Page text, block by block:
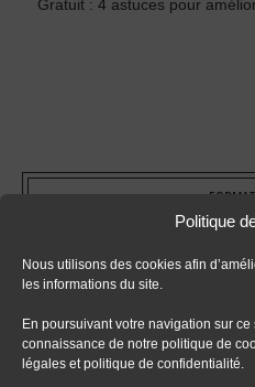
Politique
Nous utilisons des cookies afin
les informations du site.
En poursuivant votre navigation sur
connaissance de notre politique de
légales et politique de confidentialité.
Gratuit : 4 astuces pour
- Tout sur le dessin en
- Apprendre le digital painting
- Apprendre la perspective